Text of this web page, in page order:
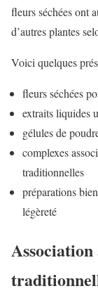
fleurs séchées ont
d’autres plantes
Voici quelques
fleurs séchées
extraits liquides
gélules de
complexes
traditionnelles
préparations
légèreté
Association